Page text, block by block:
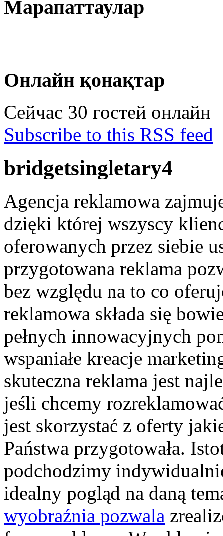
Марапаттаулар
Онлайн қонақтар
Сейчас 30 гостей онлайн
Subscribe to this RSS feed
bridgetsingletary4
Agencja reklamowa
dzięki której wszyscy
oferowanych przez siebie
przygotowana reklama
bez względu na to co
reklamowa składa się
pełnych innowacyjnych
wspaniałe kreacje
skuteczna reklama jest
jeśli chcemy
jest skorzystać z oferty
Państwa przygotowała.
podchodzimy
idealny pogląd na daną
wyobraźnia pozwala